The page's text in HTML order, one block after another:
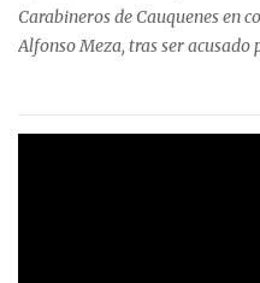
Carabineros de Cauquenes en
Alfonso Meza, tras ser acusado
relató que los hechos